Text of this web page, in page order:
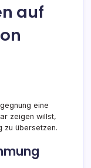
auf
eine
zeigen willst,
zu übersetzen.